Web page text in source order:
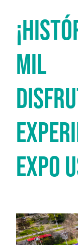
MIL
EXPO